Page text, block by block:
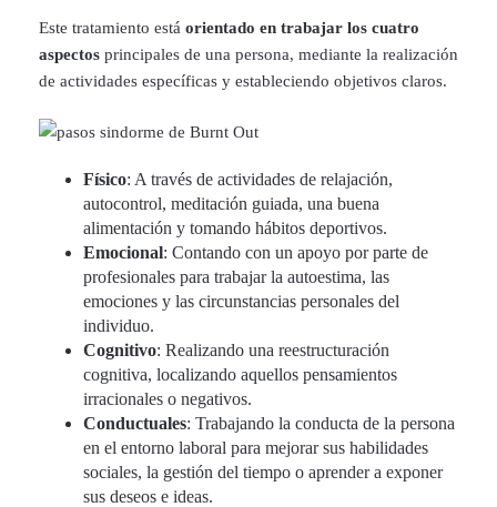
Este tratamiento está orientado en trabajar los cuatro
aspectos principales de una persona, mediante la realización
de actividades específicas y estableciendo objetivos claros.
Físico: A través de actividades de relajación,
autocontrol, meditación guiada, una buena
alimentación y tomando hábitos deportivos.
Emocional: Contando con un apoyo por parte de
profesionales para trabajar la autoestima, las
emociones y las circunstancias personales del
individuo.
Cognitivo: Realizando una reestructuración
cognitiva, localizando aquellos pensamientos
irracionales o negativos.
Conductuales: Trabajando la conducta de la persona
en el entorno laboral para mejorar sus habilidades
sociales, la gestión del tiempo o aprender a exponer
sus deseos e ideas.